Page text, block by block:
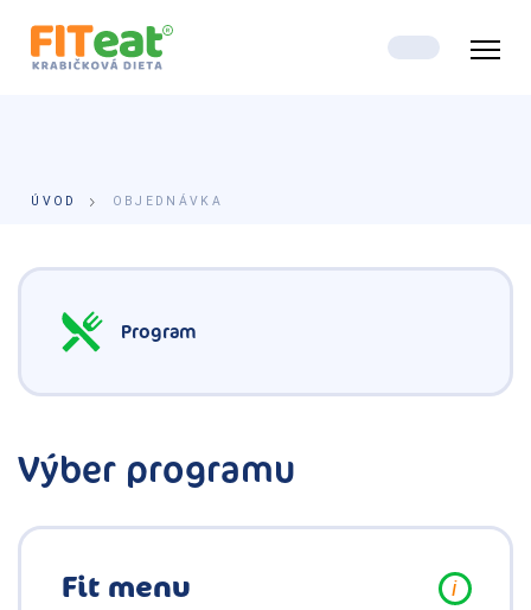
ÚVOD OBJEDNÁVKA
Program
Výber programu
i
Fit menu